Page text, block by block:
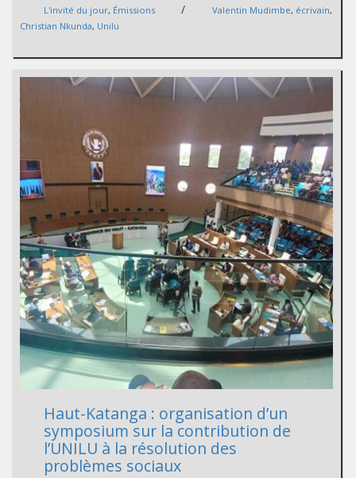
L'invité du jour, Émissions / Valentin Mudimbe, écrivain,
Christian Nkunda, Unilu
Haut-Katanga : organisation d’un
symposium sur la contribution de
l’UNILU à la résolution des
problèmes sociaux